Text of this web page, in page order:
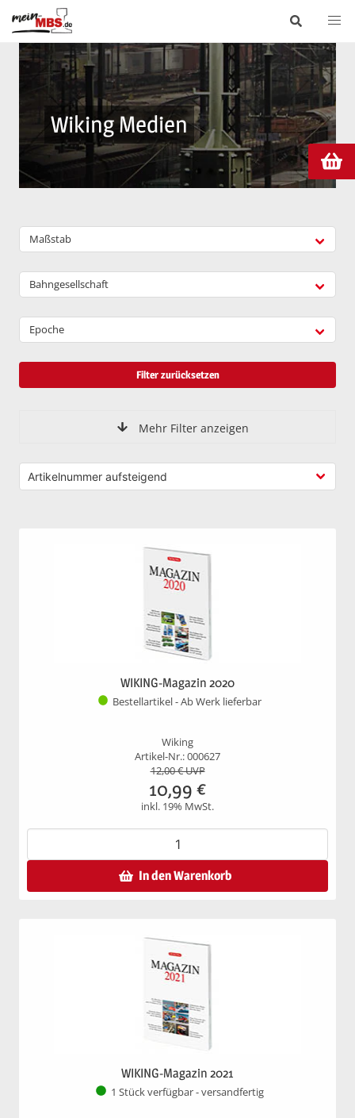
Wiking Medien
Maßstab
Bahngesellschaft
Epoche
Filter zurücksetzen
Mehr Filter anzeigen
WIKING-Magazin 2020
Bestellartikel - Ab Werk lieferbar
Wiking
Artikel-Nr.: 000627
12,00€ UVP
10,99 €
inkl. 19% MwSt.
In den Warenkorb
WIKING-Magazin 2021
1 Stück verfügbar - versandfertig